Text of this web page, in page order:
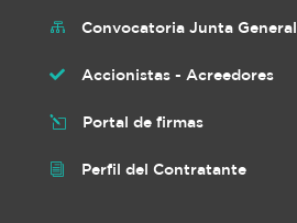
 Convocatoria Junta General
 Accionistas - Acreedores
l Portal de firmas
i Perfil del Contratante